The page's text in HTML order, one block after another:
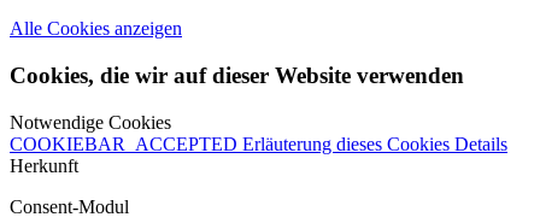
Alle Cookies anzeigen
Cookies, die wir auf dieser Website verwenden
Notwendige Cookies
COOKIEBAR_ACCEPTED Erläuterung dieses Cookies Details
Herkunft
Consent-Modul